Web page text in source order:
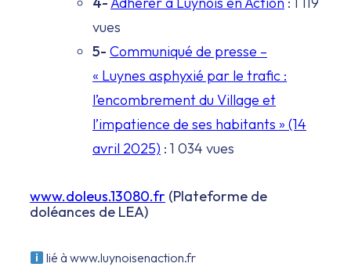
vues
5- Communiqué de presse –
« Luynes asphyxié par le trafic :
l’encombrement du Village et
l’impatience de ses habitants » (14
avril 2025) : 1 034 vues
www.doleus.13080.fr (Plateforme de
doléances de LEA)
lié à www.luynoisenaction.fr